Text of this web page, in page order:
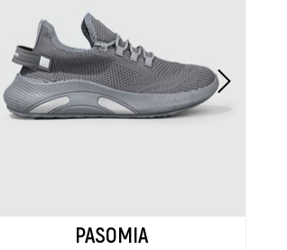
PASOMIA